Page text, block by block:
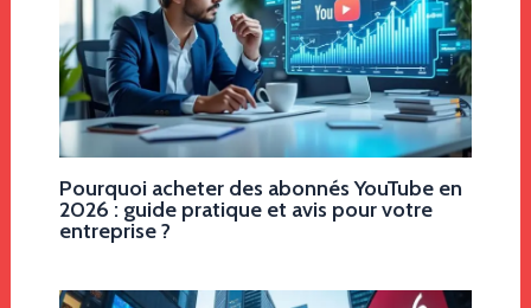
Pourquoi acheter des abonnés YouTube en
2026 : guide pratique et avis pour votre
entreprise ?